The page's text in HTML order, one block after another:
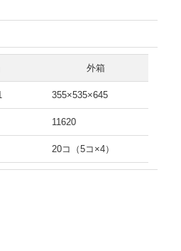
外箱
355×535×645
11620
20コ（5コ×4）